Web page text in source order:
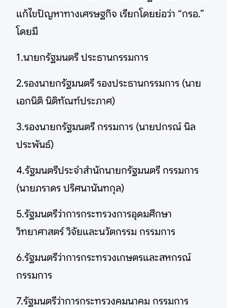
แก้ไขปัญหาทางเศรษฐกิจ เรียกโดยย่อว่า “กรอ.”
โดยมี
1.นายกรัฐมนตรี ประธานกรรมการ
2.รองนายกรัฐมนตรี รองประธานกรรมการ (นาย
เอกนิติ นิติทัณฑ์ประภาศ)
3.รองนายกรัฐมนตรี กรรมการ (นายปกรณ์ นิล
ประพันธ์)
4.รัฐมนตรีประจำสำนักนายกรัฐมนตรี กรรมการ
(นายภราดร ปริศนานันทกุล)
5.รัฐมนตรีว่าการกระทรวงการอุดมศึกษา
วิทยาศาสตร์ วิจัยและนวัตกรรม กรรมการ
6.รัฐมนตรีว่าการกระทรวงเกษตรและสหกรณ์
กรรมการ
7.รัฐมนตรีว่าการกระทรวงคมนาคม กรรมการ